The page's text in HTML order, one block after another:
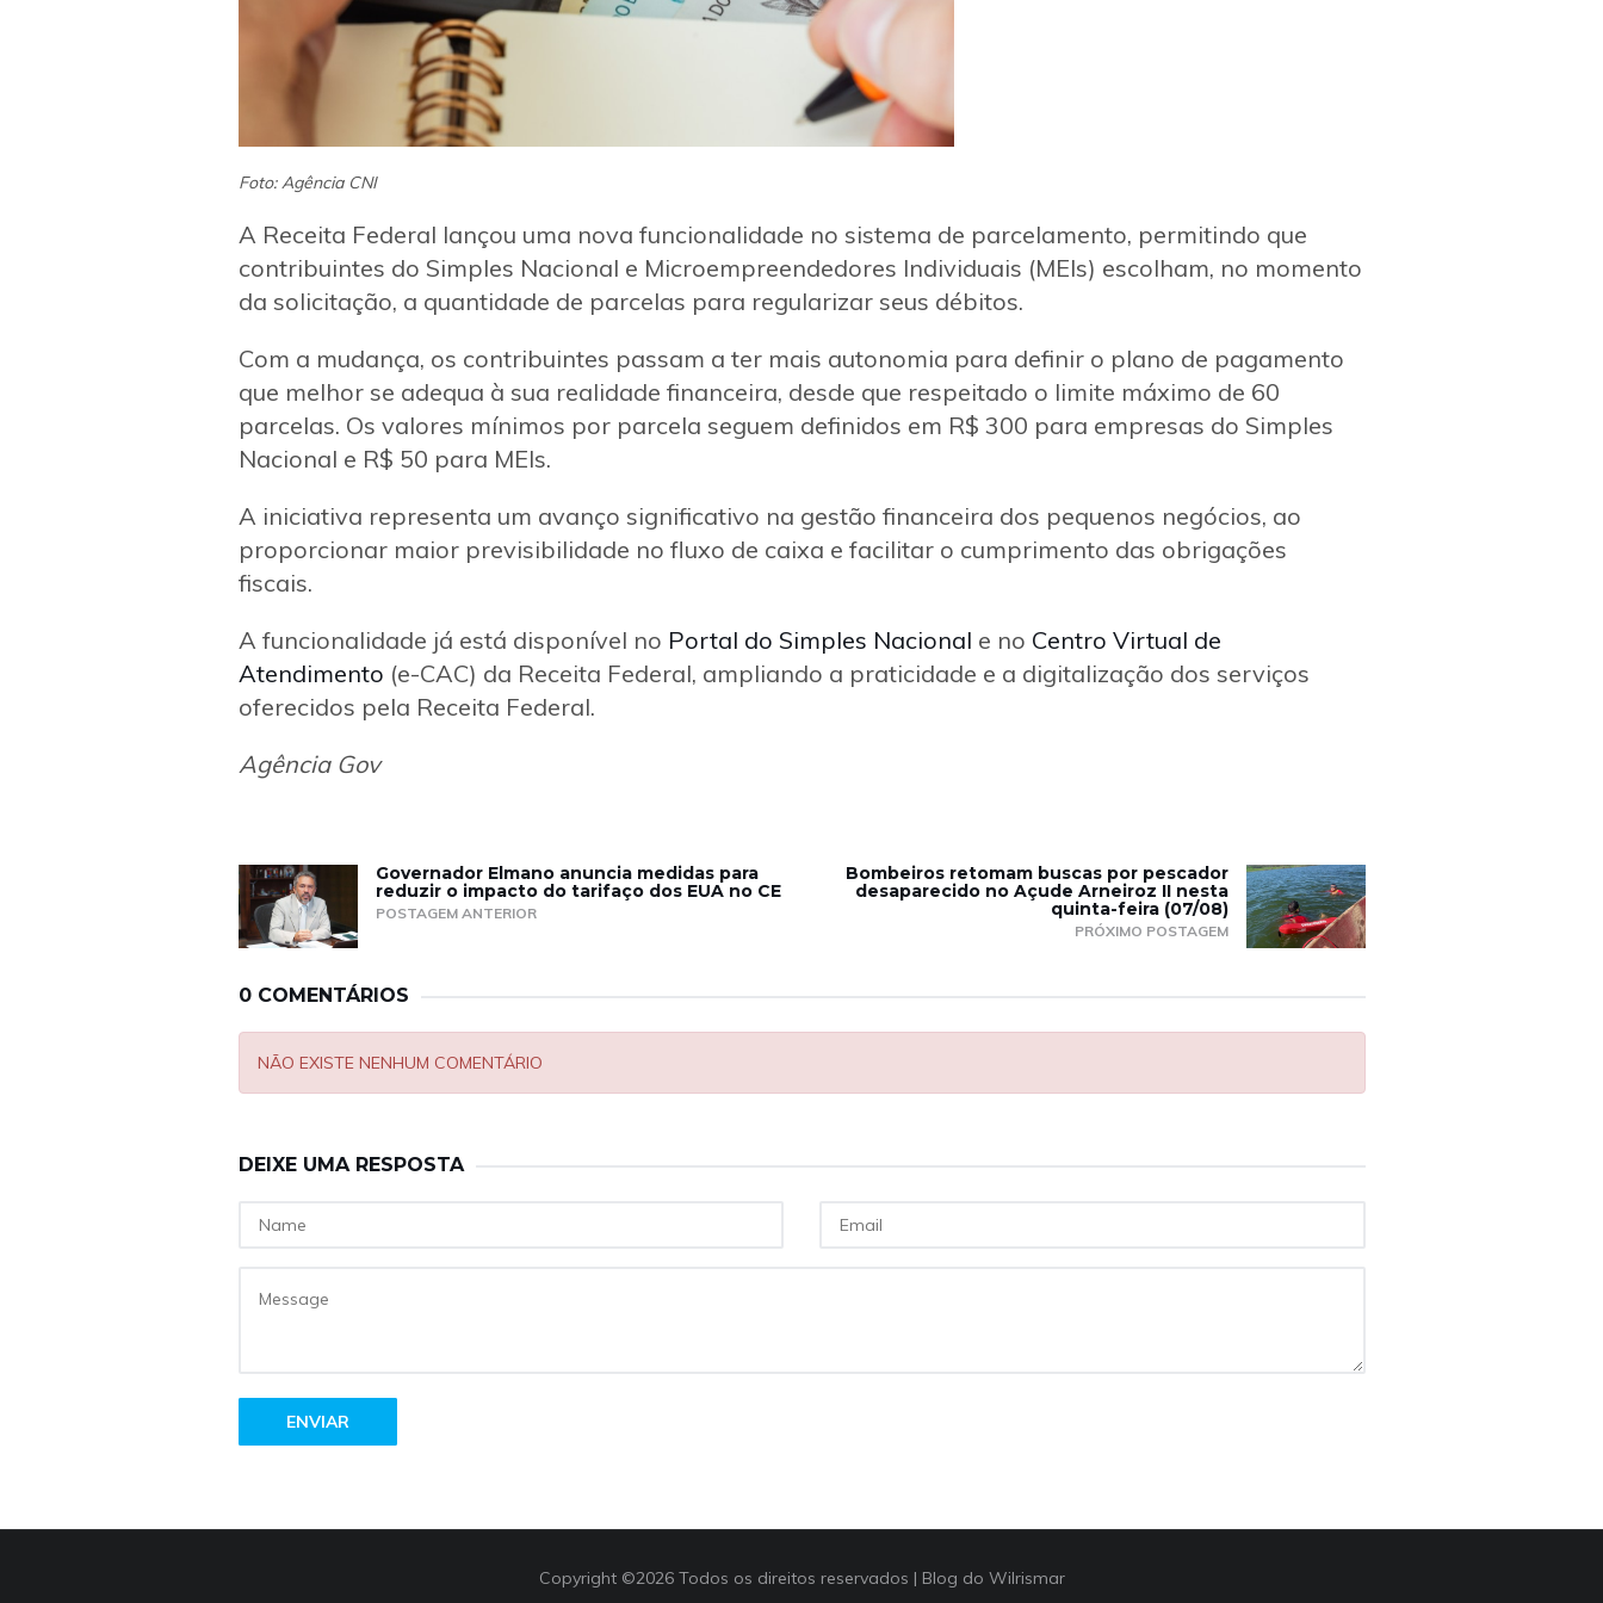
Foto: Agência CNI
A Receita Federal lançou uma nova funcionalidade no sistema de parcelamento, permitindo que
contribuintes do Simples Nacional e Microempreendedores Individuais (MEIs) escolham, no momento
da solicitação, a quantidade de parcelas para regularizar seus débitos.
Com a mudança, os contribuintes passam a ter mais autonomia para definir o plano de pagamento
que melhor se adequa à sua realidade financeira, desde que respeitado o limite máximo de 60
parcelas. Os valores mínimos por parcela seguem definidos em R$ 300 para empresas do Simples
Nacional e R$ 50 para MEIs.
A iniciativa representa um avanço significativo na gestão financeira dos pequenos negócios, ao
proporcionar maior previsibilidade no fluxo de caixa e facilitar o cumprimento das obrigações
fiscais.
A funcionalidade já está disponível no Portal do Simples Nacional e no Centro Virtual de
Atendimento (e-CAC) da Receita Federal, ampliando a praticidade e a digitalização dos serviços
oferecidos pela Receita Federal.
Agência Gov
Governador Elmano anuncia medidas para
reduzir o impacto do tarifaço dos EUA no CE
POSTAGEM ANTERIOR
Bombeiros retomam buscas por pescador
desaparecido no Açude Arneiroz II nesta
quinta-feira (07/08)
PRÓXIMO POSTAGEM
0 COMENTÁRIOS
NÃO EXISTE NENHUM COMENTÁRIO
DEIXE UMA RESPOSTA
ENVIAR
Copyright ©2026 Todos os direitos reservados | Blog do Wilrismar